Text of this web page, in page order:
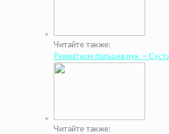
Читайте также:
Ревматизм пальцев рук —
Читайте также: